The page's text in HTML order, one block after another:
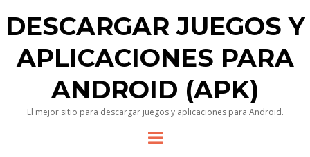
DESCARGAR JUEGOS Y
APLICACIONES PARA
ANDROID (APK)
El mejor sitio para descargar juegos y aplicaciones para Android.
Menu